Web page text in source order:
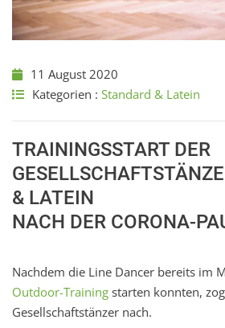
11 August 2020
Kategorien : Standard & Latein
TRAININGSSTART DER
& LATEIN
NACH DER CORONA-
Nachdem die Line Dancer bereits im
Outdoor-Training starten konnten,
Gesellschaftstänzer nach.